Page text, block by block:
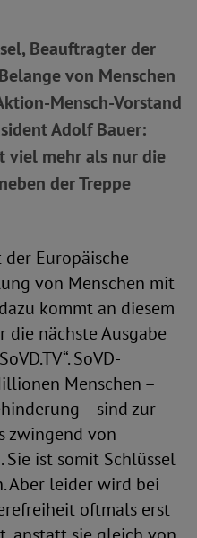
Beauftragter der
von Menschen
Mensch-Vorstand
Adolf Bauer:
viel mehr als nur die
der Treppe
Europäische
von Menschen mit
kommt an diesem
die nächste Ausgabe
SoVD-
Menschen –
– sind zur
zwingend von
ist somit Schlüssel
Aber leider wird bei
oftmals erst